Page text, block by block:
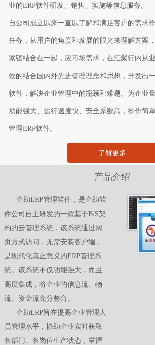
业的ERP软件研发、销售、实施等信息服务。
自公司成立以来一直以了解和满足客户的需求
任务，从用户的角度和发展的眼光来理解方案
紧密结合在一起，应市场需求，在汇聚行内从
效的结合国内外先进管理理念和思想，开发出
软件，解决企业管理中的瓶颈和难题。为企业
功能强大、运行速度快、安全系数高，操作简
管理ERP软件。
了解更多
产品介绍
      企助ERP管理软件，是企助软
件公司自主研发的一款基于B/S架
构的云管理系统，该系统通过网
页方式访问，无需安装客户端，
是现代化真正意义的ERP管理系
统。该系统不仅功能强大，而且
高度集成，将企业的信息流、物
流、资金流充分整合。
      企助ERP旨在提高企业管理人
员管理水平，协助企业实时获取
各部门、各岗位生产状态，掌握